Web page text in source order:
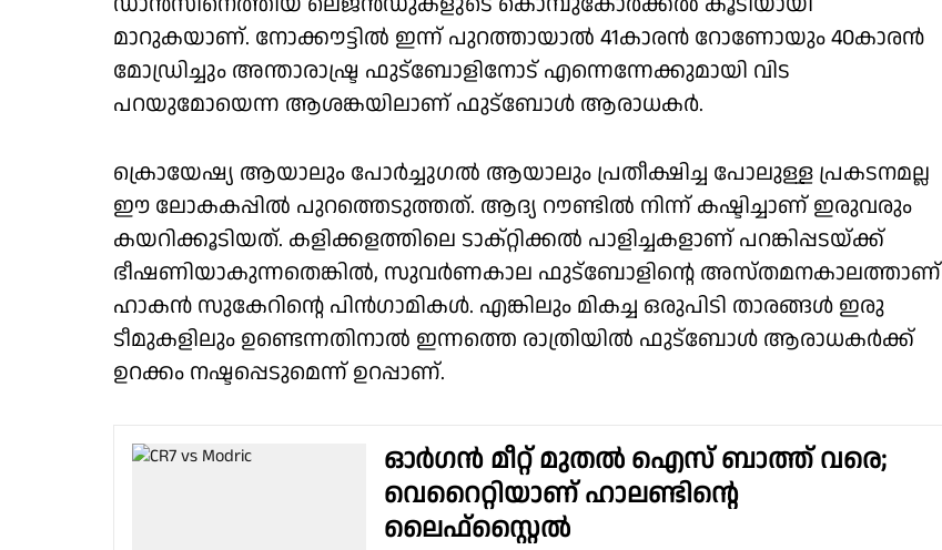
മാറുകയാണ്. നോക്കൗട്ടിൽ ഇന്ന് പുറത്തായാൽ 41കാരൻ റോണോയും 40കാരൻ
മോഡ്രിച്ചും അന്താരാഷ്ട്ര ഫുട്ബോളിനോട് എന്നെന്നേക്കുമായി വിട
പറയുമോയെന്ന ആശങ്കയിലാണ് ഫുട്ബോൾ ആരാധകർ.
ക്രൊയേഷ്യ ആയാലും പോർച്ചുഗൽ ആയാലും പ്രതീക്ഷിച്ച പോലുള്ള പ്രകടനമല്ല
ഈ ലോകകപ്പിൽ പുറത്തെടുത്തത്. ആദ്യ റൗണ്ടിൽ നിന്ന് കഷ്ടിച്ചാണ് ഇരുവരും
കയറിക്കൂടിയത്. കളിക്കളത്തിലെ ടാക്റ്റിക്കൽ പാളിച്ചകളാണ് പറങ്കിപ്പടയ്ക്ക്
ഭീഷണിയാകുന്നതെങ്കിൽ, സുവർണകാല ഫുട്ബോളിൻ്റെ അസ്തമനകാലത്താണ്
ഹാകൻ സുകേറിൻ്റെ പിൻഗാമികൾ. എങ്കിലും മികച്ച ഒരുപിടി താരങ്ങൾ ഇരു
ടീമുകളിലും ഉണ്ടെന്നതിനാൽ ഇന്നത്തെ രാത്രിയിൽ ഫുട്ബോൾ ആരാധകർക്ക്
ഉറക്കം നഷ്ടപ്പെടുമെന്ന് ഉറപ്പാണ്.
ഓർഗൻ മീറ്റ് മുതൽ ഐസ് ബാത്ത് വരെ;
വെറൈറ്റിയാണ് ഹാലണ്ടിൻ്റെ
ലൈഫ്‌സ്റ്റൈൽ